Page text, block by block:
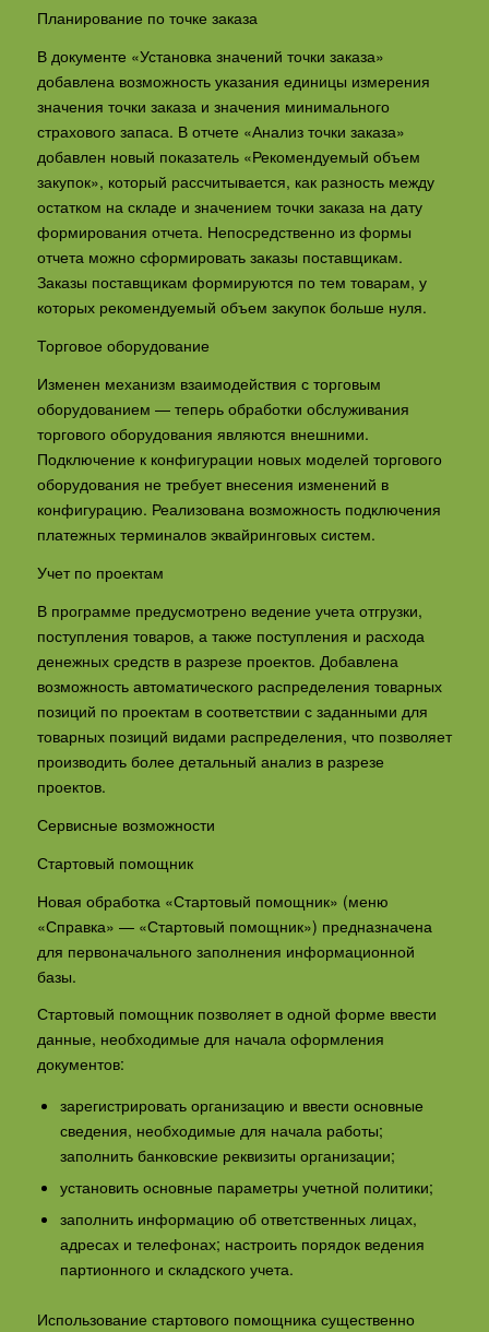
Планирование по точке заказа
В документе «Установка значений точки заказа»
добавлена возможность указания единицы измерения
значения точки заказа и значения минимального
страхового запаса. В отчете «Анализ точки заказа»
добавлен новый показатель «Рекомендуемый объем
закупок», который рассчитывается, как разность между
остатком на складе и значением точки заказа на дату
формирования отчета. Непосредственно из формы
отчета можно сформировать заказы поставщикам.
Заказы поставщикам формируются по тем товарам, у
которых рекомендуемый объем закупок больше нуля.
Торговое оборудование
Изменен механизм взаимодействия с торговым
оборудованием — теперь обработки обслуживания
торгового оборудования являются внешними.
Подключение к конфигурации новых моделей торгового
оборудования не требует внесения изменений в
конфигурацию. Реализована возможность подключения
платежных терминалов эквайринговых систем.
Учет по проектам
В программе предусмотрено ведение учета отгрузки,
поступления товаров, а также поступления и расхода
денежных средств в разрезе проектов. Добавлена
возможность автоматического распределения товарных
позиций по проектам в соответствии с заданными для
товарных позиций видами распределения, что позволяет
производить более детальный анализ в разрезе
проектов.
Сервисные возможности
Стартовый помощник
Новая обработка «Стартовый помощник» (меню
«Справка» — «Стартовый помощник») предназначена
для первоначального заполнения информационной
базы.
Стартовый помощник позволяет в одной форме ввести
данные, необходимые для начала оформления
документов:
зарегистрировать организацию и ввести основные
сведения, необходимые для начала работы;
заполнить банковские реквизиты организации;
установить основные параметры учетной политики;
заполнить информацию об ответственных лицах,
адресах и телефонах; настроить порядок ведения
партионного и складского учета.
Использование стартового помощника существенно